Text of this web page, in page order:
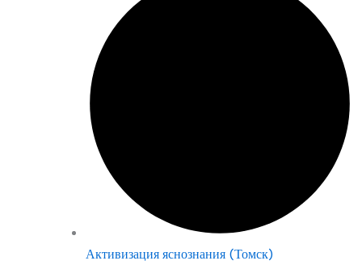
Активизация яснознания (Томск)